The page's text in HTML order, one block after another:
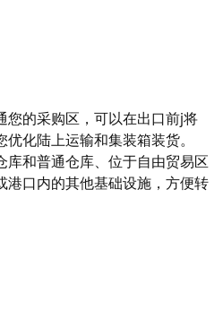
您的采购区，可以在出口前j将
化陆上运输和集装箱装货。
库和普通仓库、位于自由贸易区
港口内的其他基础设施，方便转